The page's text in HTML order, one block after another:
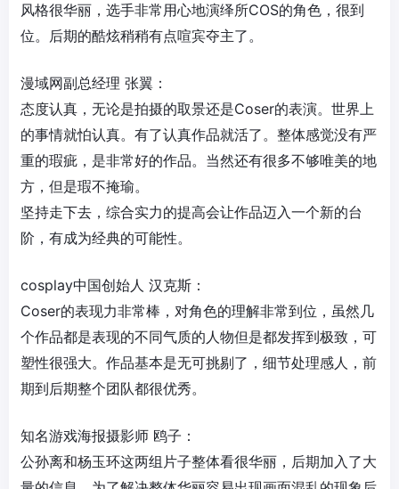
风格很华丽，选手非常用心地演绎所COS的角色，很到
位。后期的酷炫稍稍有点喧宾夺主了。
漫域网副总经理 张翼：
态度认真，无论是拍摄的取景还是Coser的表演。世界上
的事情就怕认真。有了认真作品就活了。整体感觉没有严
重的瑕疵，是非常好的作品。当然还有很多不够唯美的地
方，但是瑕不掩瑜。
坚持走下去，综合实力的提高会让作品迈入一个新的台
阶，有成为经典的可能性。
cosplay中国创始人 汉克斯：
Coser的表现力非常棒，对角色的理解非常到位，虽然几
个作品都是表现的不同气质的人物但是都发挥到极致，可
塑性很强大。作品基本是无可挑剔了，细节处理感人，前
期到后期整个团队都很优秀。
知名游戏海报摄影师 鸥子：
公孙离和杨玉环这两组片子整体看很华丽，后期加入了大